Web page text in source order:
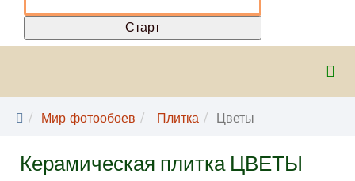
Мир фотообоев Плитка Цветы
Керамическая плитка ЦВЕТЫ